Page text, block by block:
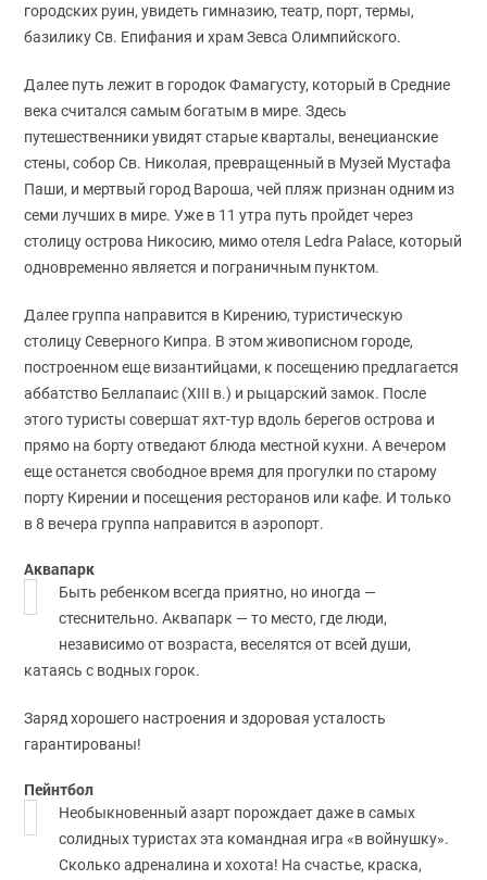
городских руин, увидеть гимназию, театр, порт, термы,
базилику Св. Епифания и храм Зевса Олимпийского.
Далее путь лежит в городок Фамагусту, который в Средние
века считался самым богатым в мире. Здесь
путешественники увидят старые кварталы, венецианские
стены, собор Св. Николая, превращенный в Музей Мустафа
Паши, и мертвый город Вароша, чей пляж признан одним из
семи лучших в мире. Уже в 11 утра путь пройдет через
столицу острова Никосию, мимо отеля Ledra Palace, который
одновременно является и пограничным пунктом.
Далее группа направится в Кирению, туристическую
столицу Северного Кипра. В этом живописном городе,
построенном еще византийцами, к посещению предлагается
аббатство Беллапаис (XIII в.) и рыцарский замок. После
этого туристы совершат яхт-тур вдоль берегов острова и
прямо на борту отведают блюда местной кухни. А вечером
еще останется свободное время для прогулки по старому
порту Кирении и посещения ресторанов или кафе. И только
в 8 вечера группа направится в аэропорт.
Аквапарк
Быть ребенком всегда приятно, но иногда —
стеснительно. Аквапарк — то место, где люди,
независимо от возраста, веселятся от всей души,
катаясь с водных горок.
Заряд хорошего настроения и здоровая усталость
гарантированы!
Пейнтбол
Необыкновенный азарт порождает даже в самых
солидных туристах эта командная игра «в войнушку».
Сколько адреналина и хохота! На счастье, краска,